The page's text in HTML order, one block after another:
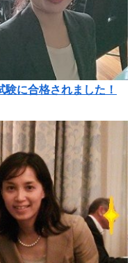
に合格されました！